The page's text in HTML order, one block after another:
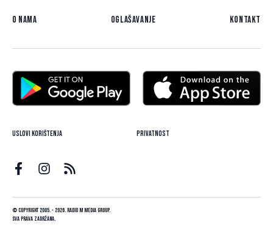
O nama Oglašavanje Kontakt
Uslovi korištenja Privatnost
© Copyright 2005. - 2026. Radio M Media Group.
Sva prava zadržana.